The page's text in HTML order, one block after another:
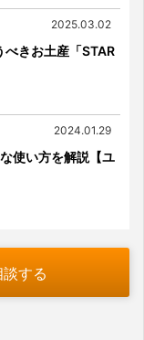
2025.03.02
べきお土産「STAR
2024.01.29
使い方を解説【ユ
する